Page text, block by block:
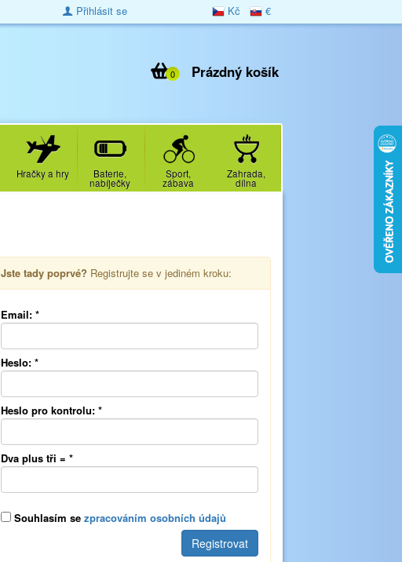
Kč €
Přihlásit se
Prázdný košík
0
Hračky a hry Baterie,
nabíječky
Sport,
zábava
Zahrada,
dílna
Jste tady poprvé? Registrujte se v jediném kroku:
Email: *
Heslo: *
Heslo pro kontrolu: *
Dva plus tři = *
Souhlasím se zpracováním osobních údajů